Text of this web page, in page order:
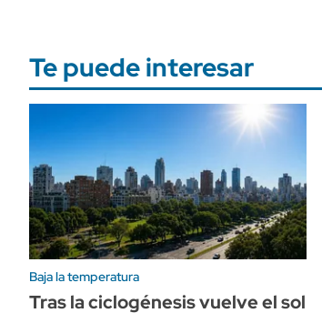
Te puede interesar
Baja la temperatura
Tras la ciclogénesis vuelve el sol